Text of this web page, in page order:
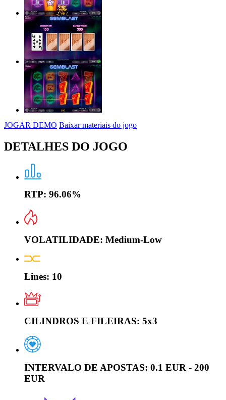
JOGAR DEMO Baixar materiais do jogo
DETALHES DO JOGO
RTP: 96.06%
VOLATILIDADE: Medium-Low
Lines: 10
CILINDROS E FILEIRAS: 5x3
INTERVALO DE APOSTAS: 0.1 EUR - 200
EUR